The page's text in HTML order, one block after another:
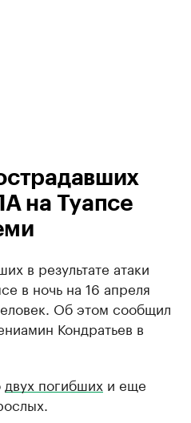
на Туапсе
в результате атаки
в ночь на 16 апреля
Об этом сообщил
Кондратьев в
двух погибших и еще